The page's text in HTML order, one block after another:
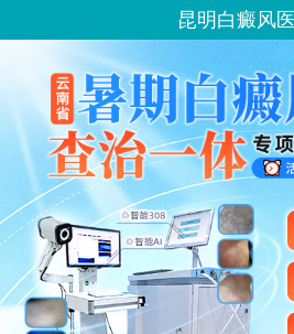
昆明白癜风